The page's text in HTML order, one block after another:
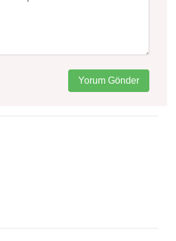
Yorum Gönder